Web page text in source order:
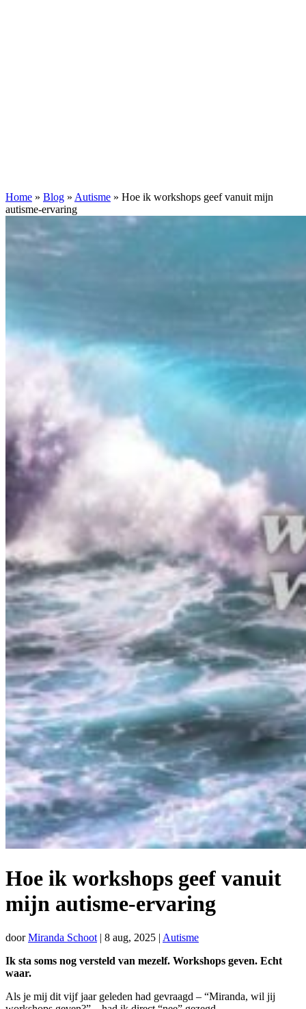
Home » Blog » Autisme » Hoe ik workshops geef vanuit mijn
autisme-ervaring
Hoe ik workshops geef vanuit
mijn autisme-ervaring
doorMiranda Schoot | 8 aug, 2025 | Autisme
Ik sta soms nog versteld van mezelf. Workshops geven. Echt
waar.
Als je mij dit vijf jaar geleden had gevraagd – “Miranda, wil jij